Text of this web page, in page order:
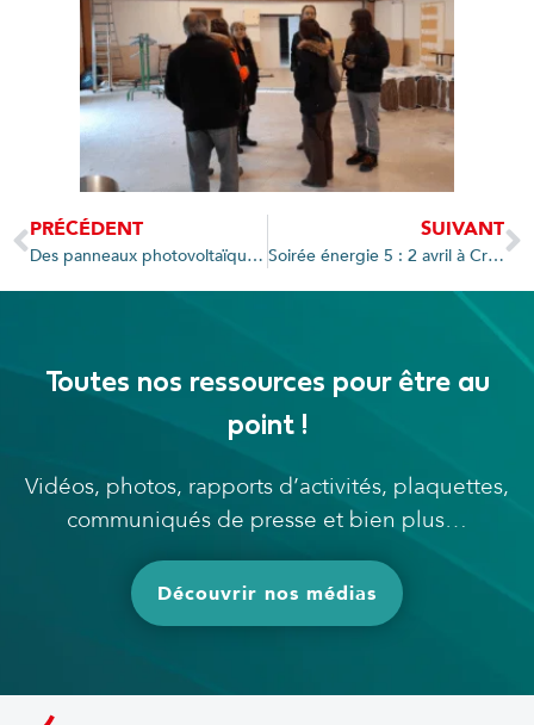
PRÉCÉDENT
Des panneaux photovoltaïques pour le gymnase de Saint-Jorioz
SUIVANT
Soirée énergie 5 : 2 avril à Cruseilles
Toutes nos ressources pour être au
point !
Vidéos, photos, rapports d’activités, plaquettes,
communiqués de presse et bien plus…
Découvrir nos médias